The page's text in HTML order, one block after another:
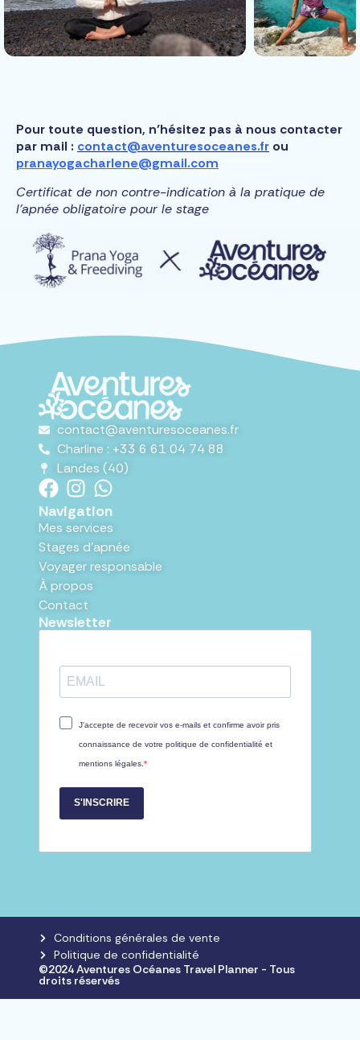
Pour toute question, n’hésitez pas à nous contacter
par mail : contact@aventuresoceanes.fr ou
pranayogacharlene@gmail.com
Certificat de non contre-indication à la pratique de
l’apnée obligatoire pour le stage
contact@aventuresoceanes.fr
Charline : +33 6 61 04 74 88
Landes (40)
Navigation
Mes services
Stages d'apnée
Voyager responsable
À propos
Contact
Newsletter
J'accepte de recevoir vos e-mails et confirme avoir pris
connaissance de votre politique de confidentialité et
mentions légales.
S'INSCRIRE
Conditions générales de vente
Politique de confidentialité
©2024 Aventures Océanes Travel Planner - Tous
droits réservés